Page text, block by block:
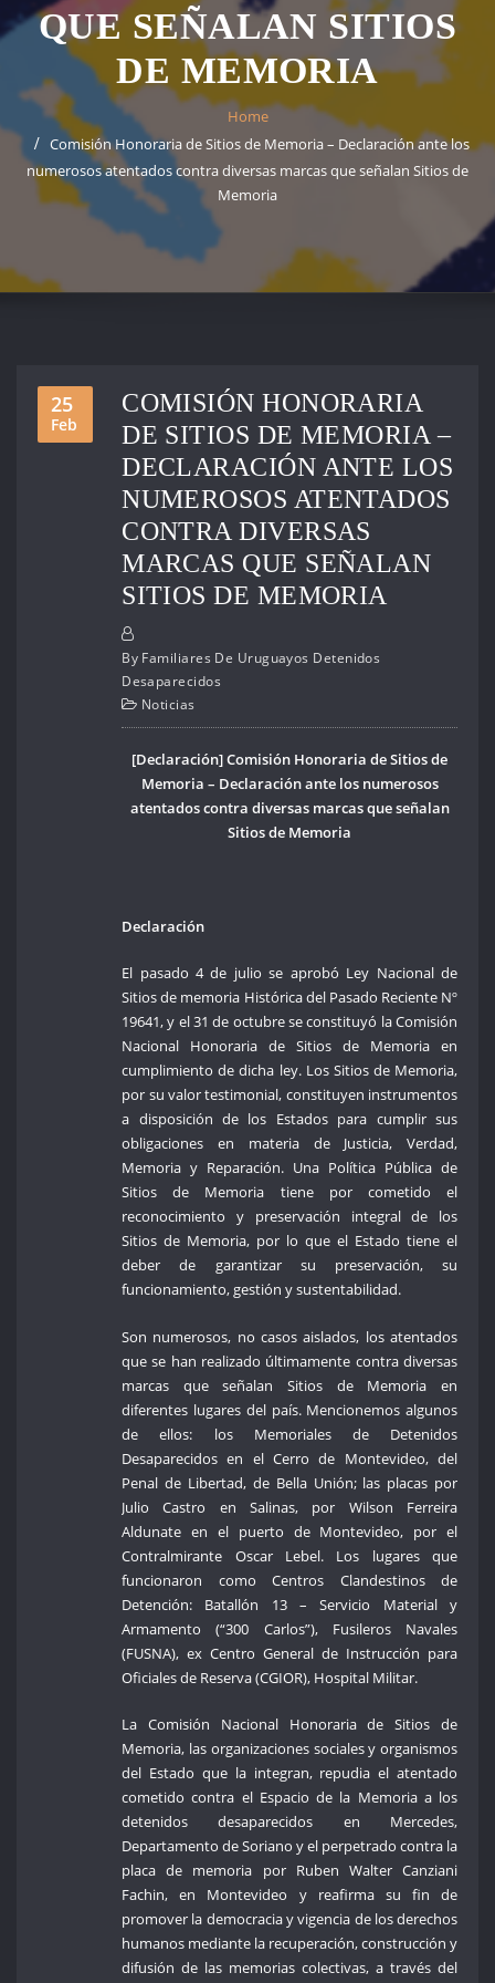
QUE SEÑALAN SITIOS
DE MEMORIA
Home
Comisión Honoraria de Sitios de Memoria – Declaración ante los
numerosos atentados contra diversas marcas que señalan Sitios de
Memoria
25
Feb
COMISIÓN HONORARIA
DE SITIOS DE MEMORIA –
DECLARACIÓN ANTE LOS
NUMEROSOS ATENTADOS
CONTRA DIVERSAS
MARCAS QUE SEÑALAN
SITIOS DE MEMORIA
By Familiares De Uruguayos Detenidos
Desaparecidos
Noticias
[Declaración] Comisión Honoraria de Sitios de
Memoria – Declaración ante los numerosos
atentados contra diversas marcas que señalan
Sitios de Memoria
Declaración
El pasado 4 de julio se aprobó Ley Nacional de
Sitios de memoria Histórica del Pasado Reciente Nº
19641, y el 31 de octubre se constituyó la Comisión
Nacional Honoraria de Sitios de Memoria en
cumplimiento de dicha ley. Los Sitios de Memoria,
por su valor testimonial, constituyen instrumentos
a disposición de los Estados para cumplir sus
obligaciones en materia de Justicia, Verdad,
Memoria y Reparación. Una Política Pública de
Sitios de Memoria tiene por cometido el
reconocimiento y preservación integral de los
Sitios de Memoria, por lo que el Estado tiene el
deber de garantizar su preservación, su
funcionamiento, gestión y sustentabilidad.
Son numerosos, no casos aislados, los atentados
que se han realizado últimamente contra diversas
marcas que señalan Sitios de Memoria en
diferentes lugares del país. Mencionemos algunos
de ellos: los Memoriales de Detenidos
Desaparecidos en el Cerro de Montevideo, del
Penal de Libertad, de Bella Unión; las placas por
Julio Castro en Salinas, por Wilson Ferreira
Aldunate en el puerto de Montevideo, por el
Contralmirante Oscar Lebel. Los lugares que
funcionaron como Centros Clandestinos de
Detención: Batallón 13 – Servicio Material y
Armamento (“300 Carlos”), Fusileros Navales
(FUSNA), ex Centro General de Instrucción para
Oficiales de Reserva (CGIOR), Hospital Militar.
La Comisión Nacional Honoraria de Sitios de
Memoria, las organizaciones sociales y organismos
del Estado que la integran, repudia el atentado
cometido contra el Espacio de la Memoria a los
detenidos desaparecidos en Mercedes,
Departamento de Soriano y el perpetrado contra la
placa de memoria por Ruben Walter Canziani
Fachin, en Montevideo y reafirma su fin de
promover la democracia y vigencia de los derechos
humanos mediante la recuperación, construcción y
difusión de las memorias colectivas, a través del